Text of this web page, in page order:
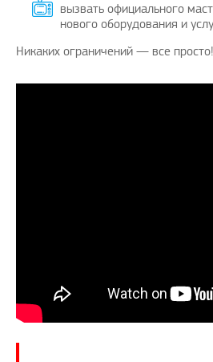
вызвать официального
нового оборудования и
Никаких ограничений — все просто!